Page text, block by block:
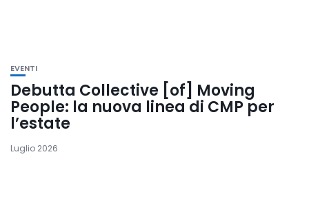
EVENTI
Debutta Collective [of] Moving
People: la nuova linea di CMP per
l’estate
Luglio 2026